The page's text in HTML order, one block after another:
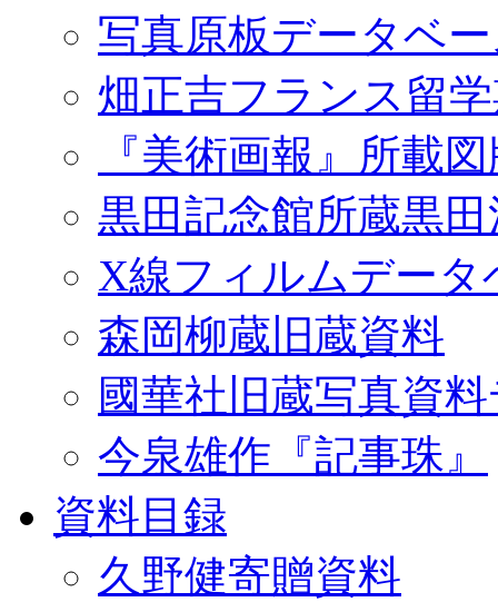
写真原板データベ
畑正吉フランス留
『美術画報』所載
黒田記念館所蔵黒
X線フィルムデータ
森岡柳蔵旧蔵資料
國華社旧蔵写真資
今泉雄作『記事珠』
資料目録
久野健寄贈資料